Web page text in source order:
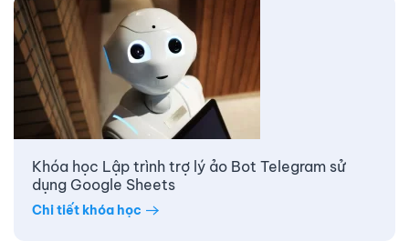
Khóa học Lập trình trợ lý ảo Bot Telegram sử
dụng Google Sheets
Chi tiết khóa học